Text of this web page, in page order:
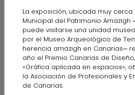
La exposición, ubicada muy cerca
Municipal del Patrimonio
puede visitarse una unidad
por el Museo Arqueológico de
herencia amazigh en Canarias─
año el Premio Canarias de
«Gráfica aplicada en espacios»,
la Asociación de Profesionales y
de Canarias.